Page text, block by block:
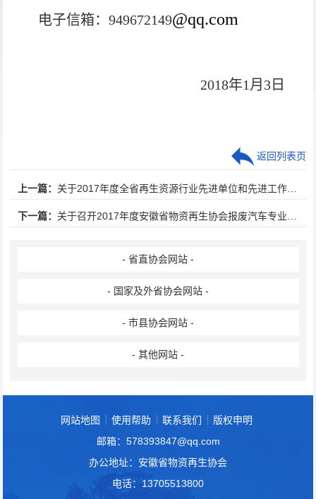
电子信箱：949672149@qq.com
2018年1 月3日
上一篇： 关于2017年度全省再生资源行业先进单位和先进工作者的公示
下一篇： 关于召开2017年度安徽省物资再生协会报废汽车专业委员会工作会议的通知
返回列表页
- 省直协会网站 -
- 国家及外省协会网站 -
- 市县协会网站 -
- 其他网站 -
网站地图 使用帮助 联系我们
版权申明
邮箱：578393847@qq.com
办公地址：安徽省物资再生协会
电话：13705513800